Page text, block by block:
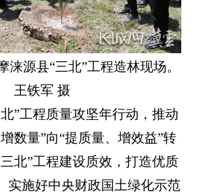
涞源县“三北”工程造林现场。
王铁军 摄
”工程质量攻坚年行动，推动
数量”向“提质量、增效益”转
北”工程建设质效，打造优质
实施好中央财政国土绿化示范